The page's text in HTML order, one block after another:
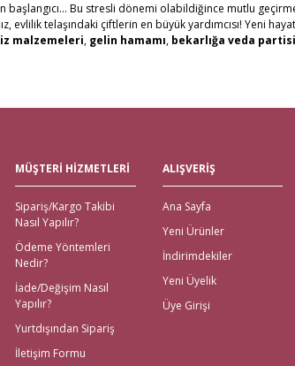
Gönder
başlangıcı... Bu stresli dönemi olabildiğince mutlu
telaşındaki çiftlerin en büyük yardımcısı! Yeni
malzemeleri, gelin hamamı, bekarlığa veda
Ayrıca web sitemizdeki ürünleri yakından
Çeyiz Malzemeleri
Özellikle alışverişi gelenlere, Aras kargo
için değil; sitemiz üzerinden ulaşabileceğiniz
imkanları bulunmaktadır. Yurt dışından nikah,
Malzemeleri için Tek
tek tıkla kapınızda! İhtiyacınız olan tüm kına
kutuları ve kına taçları olmak üzere ihtiyacınız olan tüm
Partisi Malzemeleri
MÜŞTERİ HİZMETLERİ
Sipariş/Kargo Takibi
Nasıl Yapılır?
Ödeme Yöntemleri
Nedir?
İade/Değişim Nasıl
Yapılır?
Yurtdışından Sipariş
İletişim Formu
ALIŞVERİŞ
Ana Sayfa
Yeni Ürünler
İndirimdekiler
Yeni Üyelik
Üye Girişi